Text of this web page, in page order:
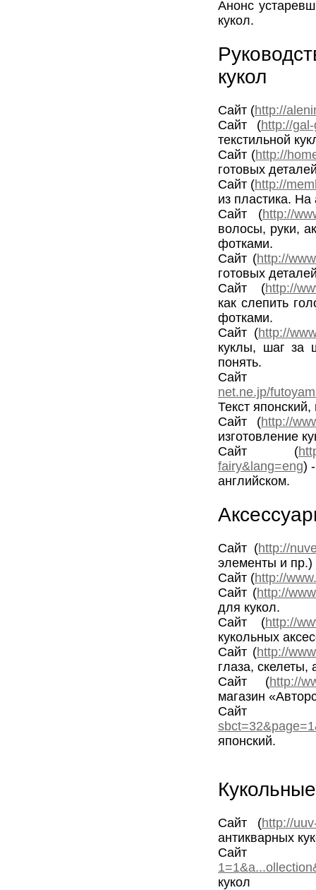
Анонс
кукол.
кукол
Сайт (http://
Сайт (http://
текстильной
Сайт (http://
готовых
Сайт (http://
из пластика.
Сайт (http://
волосы, руки,
фотками.
Сайт (http://
готовых
Сайт (http://
как слепить
фотками.
Сайт (http://
куклы, шаг за
понять.
net.ne.jp/
Текст
Сайт (http://
изготовление
Сайт (
fairy&lang=eng)
английском.
Сайт (http://
элементы и пр.)
Сайт (http://
Сайт (http://
для кукол.
Сайт (http://
кукольных
Сайт (http://
глаза, скелеты,
Сайт (http://
магазин
японский.
Сайт (http://
антикварных
кукол